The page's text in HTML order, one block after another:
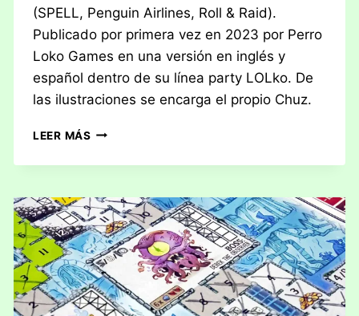
(SPELL, Penguin Airlines, Roll & Raid).
Publicado por primera vez en 2023 por Perro
Loko Games en una versión en inglés y
español dentro de su línea party LOLko. De
las ilustraciones se encarga el propio Chuz.
LEER MÁS RESEÑA: